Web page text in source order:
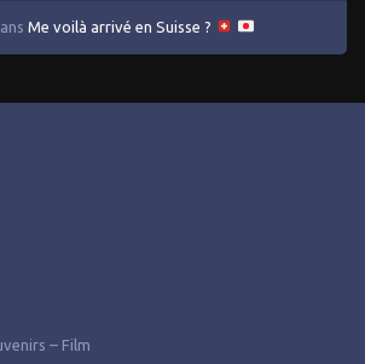
Me voilà arrivé en Suisse ?
– Film